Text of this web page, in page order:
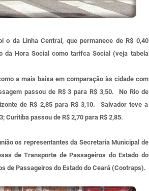
da Linha Central, que permanece de R$ 0,40
da Hora Social como tarifca Social (veja tabela
a mais baixa em comparação às cidade com
passou de R$ 3 para R$ 3,50. No Rio de
de R$ 2,85 para R$ 3,10. Salvador teve a
Curitiba passou de R$ 2,70 para R$ 2,85.
os representantes da Secretaria Municipal de
de Transporte de Passageiros do Estado do
de Passageiros do Estado do Ceará (Cootraps).